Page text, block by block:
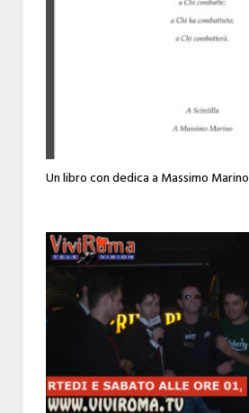
Un libro con dedica a Massimo Marino